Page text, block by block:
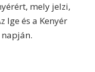
mely jelzi,
Ige és a Kenyér